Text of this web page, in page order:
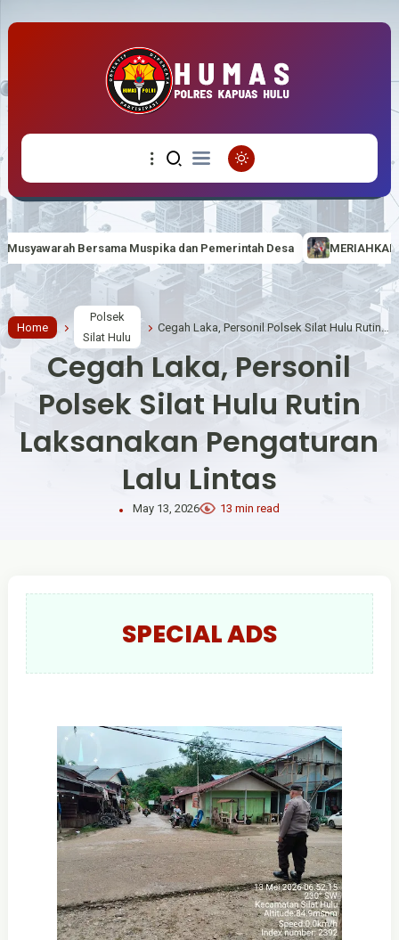
dan Pemerintah Desa MERIAHKAN HUT RI KE-81
Home
Polsek
Silat Hulu
Cegah Laka, Personil Polsek Silat Hulu Rutin Laksanakan Pengaturan Lalu Lintas
Cegah Laka, Personil
Polsek Silat Hulu Rutin
Laksanakan Pengaturan
Lalu Lintas
May 13, 2026 13 min read
SPECIAL ADS